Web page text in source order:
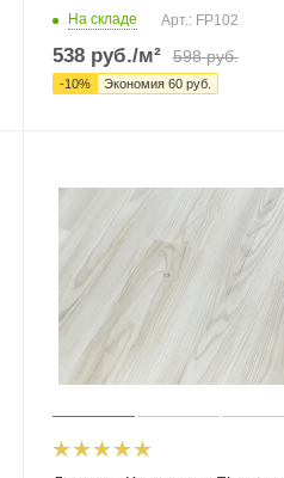
На складе Арт.: FP102
538руб./м² 598руб.
-10% Экономия 60руб.